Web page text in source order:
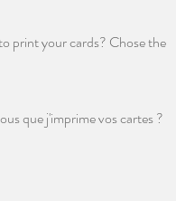
print your cards? Chose the
que j'imprime vos cartes ?